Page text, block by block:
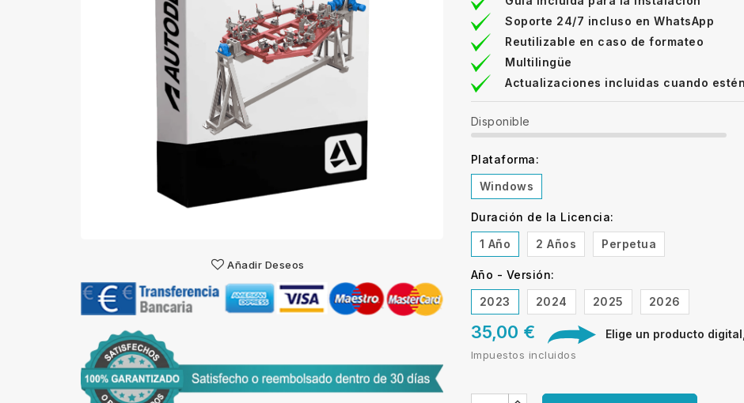
Añadir Deseos
Soporte 24/7 incluso en WhatsApp
Reutilizable en caso de formateo
Multilingüe
Actualizaciones incluidas cuando
Disponible
Plataforma:
Windows
Duración de la Licencia:
1 Año
2 Años Perpetua
Año - Versión:
2023
2024 2025 2026
35,00 € Elige un producto
Impuestos incluidos